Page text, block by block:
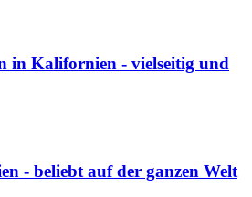
in Kalifornien - vielseitig und
- beliebt auf der ganzen Welt